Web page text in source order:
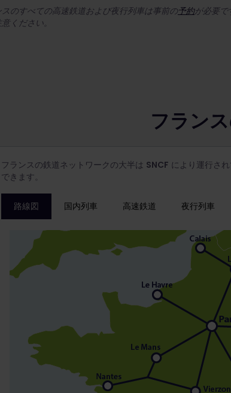
スのすべての高速鉄道および夜行列車は事前の予約が必要で
ください。
フラン
フランスの鉄道ネットワークの大半は SNCF により運行さ
できます。
路線図 国内列車 高速鉄道 夜行列車